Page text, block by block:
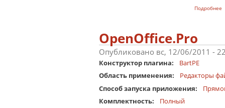
Подробнее
OpenOffice.Pro
Опубликовано вс, 12/06/2011 -
Конструктор плагина:
BartPE
Область применения:
Редакторы
Способ запуска приложения:
Комплектность:
Полный